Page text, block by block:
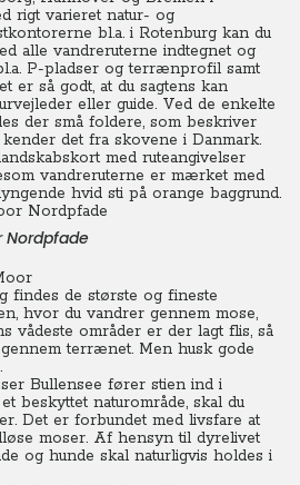
rigt varieret natur- og
bl.a. i Rotenburg kan du
alle vandreruterne indtegnet og
P-pladser og terrænprofil samt
er så godt, at du sagtens kan
eller guide. Ved de enkelte
der små foldere, som beskriver
det fra skovene i Danmark.
med ruteangivelser
vandreruterne er mærket med
hvid sti på orange baggrund.
Nordpfade
findes de største og fineste
hvor du vandrer gennem mose,
vådeste områder er der lagt flis, så
terrænet. Men husk gode
Bullensee fører stien ind i
beskyttet naturområde, skal du
Det er forbundet med livsfare at
moser. Af hensyn til dyrelivet
og hunde skal naturligvis holdes i